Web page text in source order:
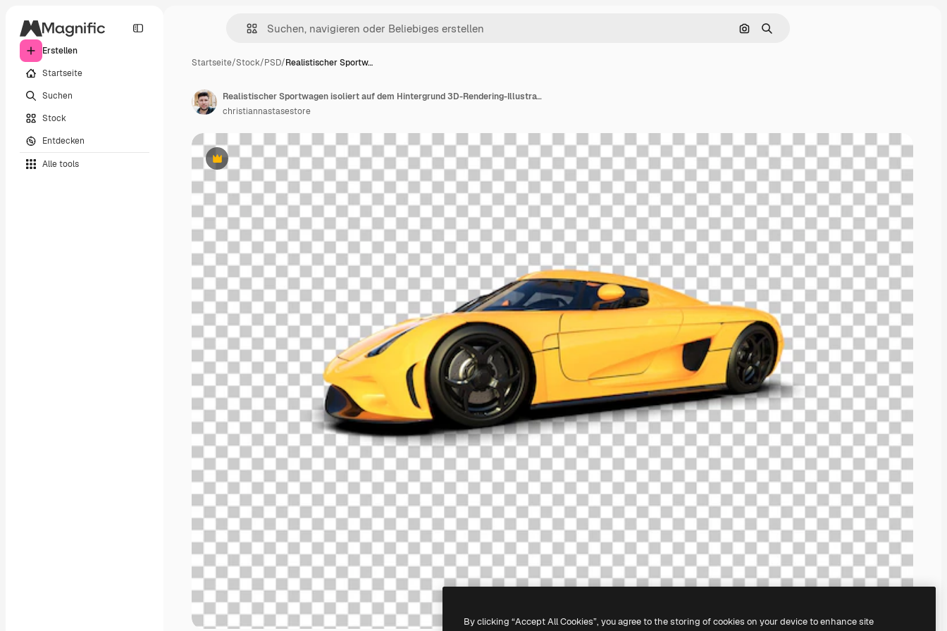
Erstellen
Startseite
Suchen
Stock
Entdecken
Alle tools
Nach Bild suchen
Suchen
Startseite/Stock/PSD/Realistischer Sportw…
Premium
Realistischer Sportwagen isoliert auf dem Hintergrund 3D-Rendering-Illustration
christiannastasestore
By clicking “Accept All Cookies”, you agree to the storing of cookies on your device to enhance site